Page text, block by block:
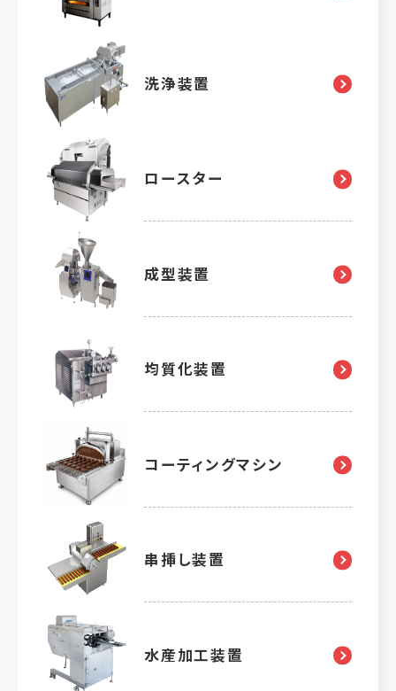
洗浄装置
ロースター
成型装置
均質化装置
コーティングマシン
串挿し装置
水産加工装置